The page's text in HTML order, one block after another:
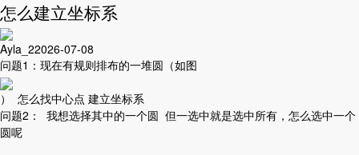
怎么建立坐标系
Ayla_22026-07-08
问题1：现在有规则排布的一堆圆（如图
） 怎么找中心点 建立坐标系
问题2： 我想选择其中的一个圆 但一选中就是选中所有，怎么选中一个
圆呢